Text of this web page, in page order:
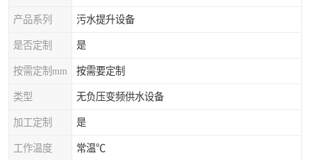
产品系列 污水提升设备
是否定制 是
按需定制mm 按需要定制
类型 无负压变频供水设备
加工定制 是
工作温度 常温℃